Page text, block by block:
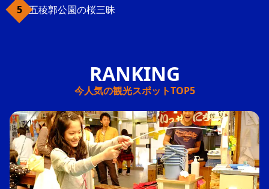
五稜郭公園の桜三昧
今人気の観光スポットTOP5